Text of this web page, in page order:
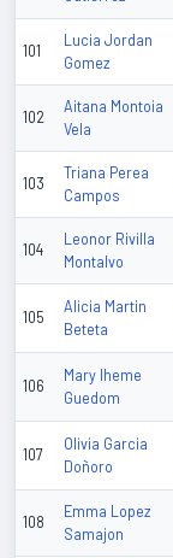
101
Lucia Jordan
Gomez
102
Aitana Montoia
Vela
103
Triana Perea
Campos
104
Leonor Rivilla
Montalvo
105
Alicia Martin
Beteta
106
Mary Iheme
Guedom
107
Olivia Garcia
Doñoro
108
Emma Lopez
Samajon